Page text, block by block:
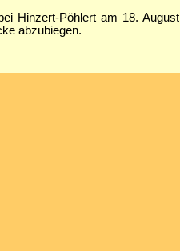
Hinzert-Pöhlert am 18. August
abzubiegen.